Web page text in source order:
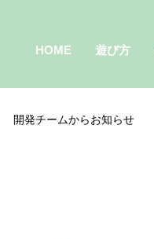
HOME 遊び方
開発チームからお知らせ